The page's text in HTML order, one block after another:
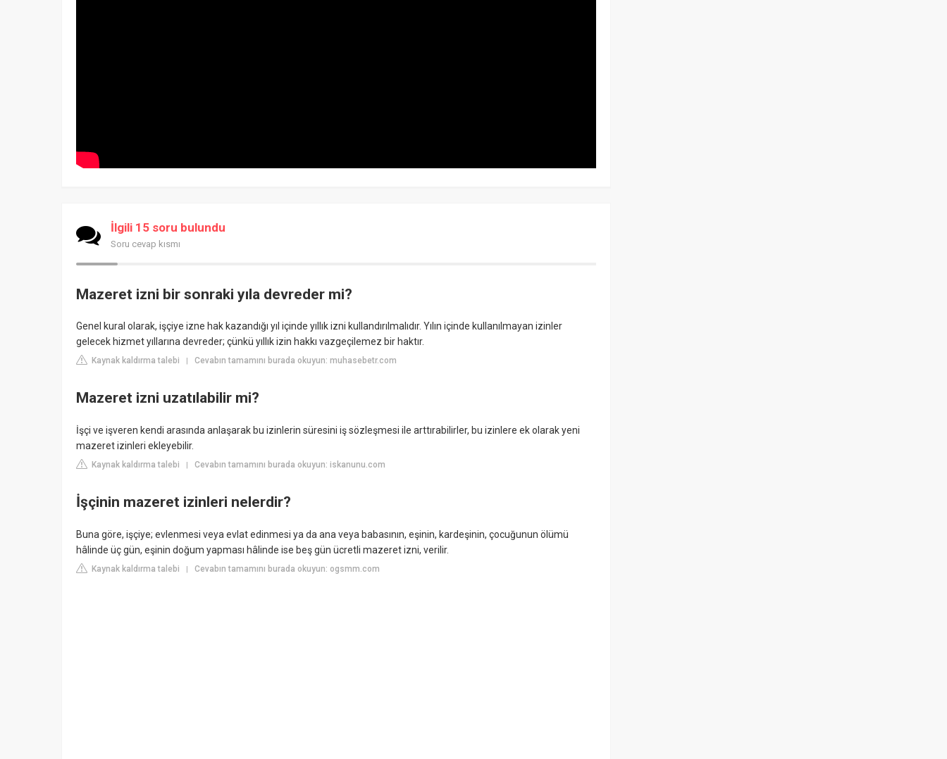
İlgili 15 soru bulundu
Soru cevap kısmı
Mazeret izni bir sonraki yıla devreder mi?
Genel kural olarak, işçiye izne hak kazandığı yıl içinde yıllık izni kullandırılmalıdır. Yılın içinde kullanılmayan izinler
gelecek hizmet yıllarına devreder; çünkü yıllık izin hakkı vazgeçilemez bir haktır.
Kaynak kaldırma talebi | Cevabın tamamını burada okuyun: muhasebetr.com
Mazeret izni uzatılabilir mi?
İşçi ve işveren kendi arasında anlaşarak bu izinlerin süresini iş sözleşmesi ile arttırabilirler, bu izinlere ek olarak yeni
mazeret izinleri ekleyebilir.
Kaynak kaldırma talebi | Cevabın tamamını burada okuyun: iskanunu.com
İşçinin mazeret izinleri nelerdir?
Buna göre, işçiye; evlenmesi veya evlat edinmesi ya da ana veya babasının, eşinin, kardeşinin, çocuğunun ölümü
hâlinde üç gün, eşinin doğum yapması hâlinde ise beş gün ücretli mazeret izni, verilir.
Kaynak kaldırma talebi | Cevabın tamamını burada okuyun: ogsmm.com